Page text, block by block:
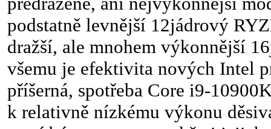
podstatně levnější 12jádrový
dražší, ale mnohem výkonnější
všemu je efektivita nových Intel
příšerná, spotřeba Core i9-
k relativně nízkému výkonu